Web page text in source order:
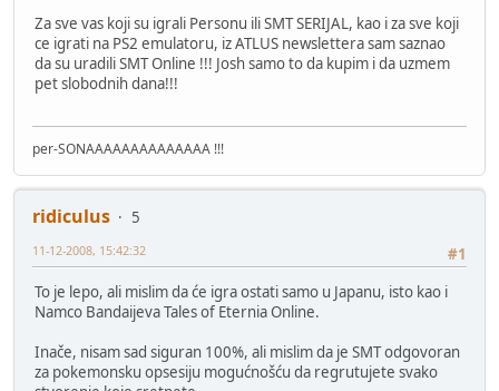
Za sve vas koji su igrali Personu ili SMT SERIJAL, kao i za sve koji
ce igrati na PS2 emulatoru, iz ATLUS newslettera sam saznao
da su uradili SMT Online !!! Josh samo to da kupim i da uzmem
pet slobodnih dana!!!
per-SONAAAAAAAAAAAAAA !!!
ridiculus
5
#1
11-12-2008, 15:42:32
To je lepo, ali mislim da će igra ostati samo u Japanu, isto kao i
Namco Bandaijeva Tales of Eternia Online.
Inače, nisam sad siguran 100%, ali mislim da je SMT odgovoran
za pokemonsku opsesiju mogućnošću da regrutujete svako